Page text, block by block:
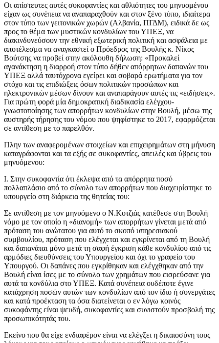
Οι απίστευτες αυτές συκοφαντίες και αθλιότητες του μηνυομένου
είχαν ως συνέπεια να αναπαραχθούν και στον ξένο τύπο, ιδιαίτερα
στον τύπο των γειτονικών χωρών (Αλβανία, ΠΓΔΜ), ειδικά δε ως
προς το θέμα των μυστικών κονδυλίων του ΥΠΕΞ, να
διακινδυνεύσουν την εθνική εξωτερική πολιτική και ασφάλεια με
αποτέλεσμα να αναγκαστεί ο Πρόεδρος της Βουλής κ. Νίκος
Βούτσης να προβεί στην ακόλουθη δήλωση: «Προκαλεί
αγανάκτηση η διαρροή στον τύπο δήθεν απόρρητων δαπανών του
ΥΠΕΞ αλλά ταυτόχρονα εγείρει και σοβαρά ερωτήματα για τον
στόχο και τις επιδιώξεις όσων πολιτικών προσώπων και
ηλεκτρονικών μέσων δίνουν και αναπαράγουν αυτές τις «ειδήσεις».
Για πρώτη φορά μία δημοκρατική διαδικασία ελέγχου-
γνωστοποίησης των απορρήτων κονδυλίων στην Βουλή, μέσω της
αυστηρής τήρησης του νόμου που ψηφίστηκε το 2017, εφαρμόζεται
σε αντίθεση με το παρελθόν.
Πλην των αναφερομένων στοιχείων και επιχειρημάτων στη μήνυση
καταγράφονται και τα εξής σε συκοφαντίες, απειλές και ύβρεις του
μηνυόμενου:
Ι. Στην συκοφαντία ότι έκλεψα από τα απόρρητα ποσό
πολλαπλάσιο από το σύνολο των απορρήτων που διαχειρίστηκε το
υπουργείο στη διάρκεια της θητείας του:
Σε αντίθεση με τον μηνυόμενο ο Ν.Κοτζιάς κατέθεσε στη Βουλή
νόμο με τον οποίο η «διανομή» των απορρήτων γίνεται μετά από
πρόταση του ανώτατου για αυτό το σκοπό υπηρεσιακού
συμβουλίου, πρόταση που ελέγχεται και εγκρίνεται από τη Βουλή
και δαπανάται μόνο μετά τη σαφή έγκριση κάθε κονδυλίου από τις
αρμόδιες διευθύνσεις του Υπουργείου και όχι το γραφείο του
Υπουργού. Οι δαπάνες που εγκρίθηκαν και ελέγχθηκαν από την
Βουλή είναι ίσες με το σύνολο των χρημάτων που εισρεύσανε για
αυτά τα κονδύλια στο ΥΠΕΞ. Κατά συνέπεια ουδέποτε έγινε
κατάχρηση ποσών αυτών των κονδυλίων από τον ίδιο ή συνεργάτες
και κατά προέκταση τα όσα διατείνεται ο εν λόγω κοινός
συκοφάντης είναι ψευδή, συκοφαντίες και συνιστούν προσβολή της
προσωπικότητάς του.
Εκείνο που θα είχε ενδιαφέρον είναι να ελέγξει η δικαιοσύνη τους